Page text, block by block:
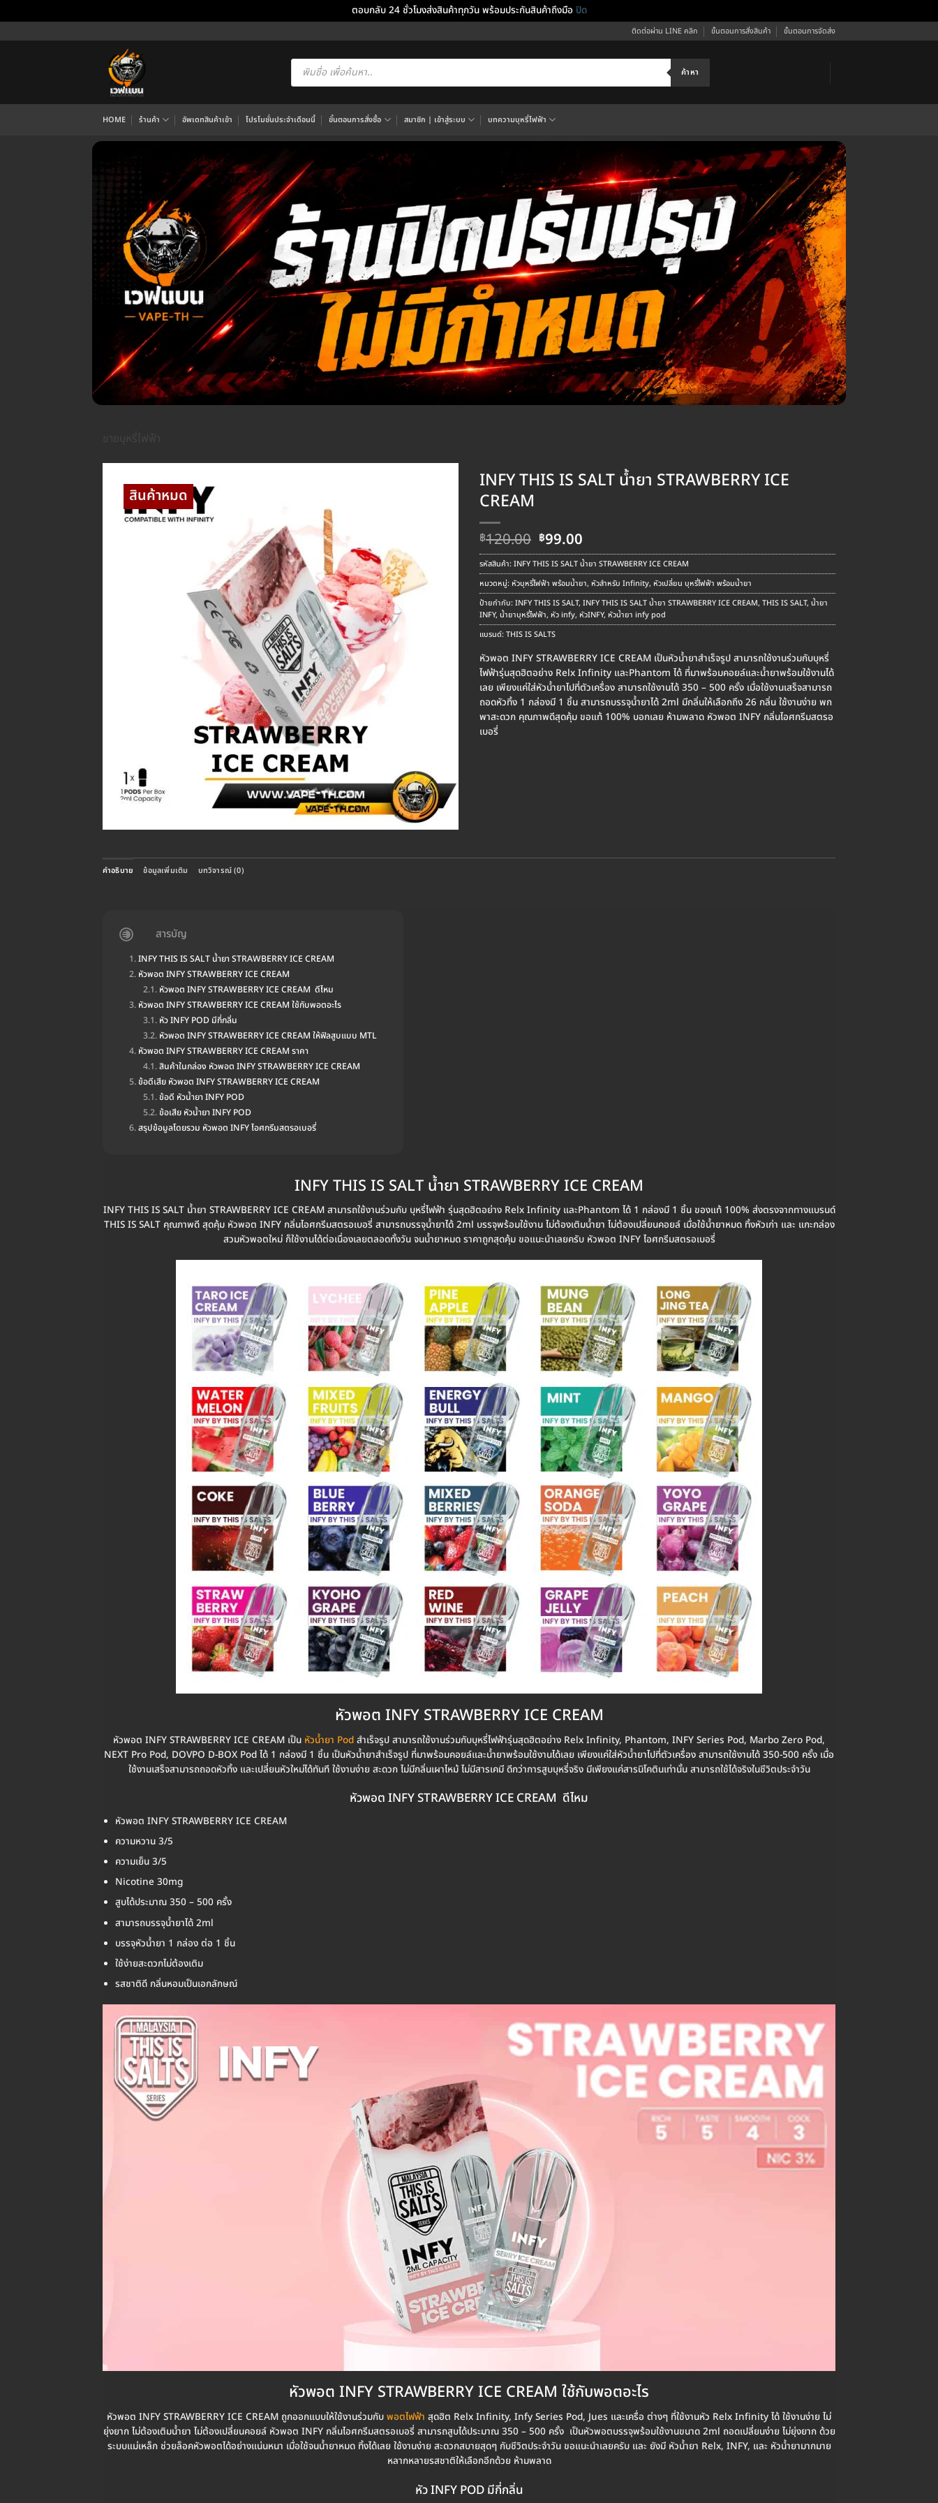
ตอบกลับ 24 ชั่วโมงส่งสินค้าทุกวัน พร้อมประกันสินค้าถึงมือ ปิด
ไป
ติดต่อผ่าน LINE คลิก ขั้นตอนการสั่งสินค้า ขั้นตอนการจัดส่ง
Products
search ค้าหา
HOME ร้านค้า อัพเดทสินค้าเข้า โปรโมชั่นประจำเดือนนี้ ขั้นตอนการสั่งซื้อ สมาชิก | เข้าสู่ระบบ บทความบุหรี่ไฟฟ้า
INFY THIS IS SALT น้ำยา STRAWBERRY ICE
CREAM
฿120.00 Original
price
was:
฿120.00.
฿99.00
price
is:
฿99.00.
รหัสสินค้า:INFY THIS IS SALT น้ำยา STRAWBERRY ICE CREAM
หมวดหมู่: หัวบุหรี่ไฟฟ้า พร้อมน้ำยา, หัวสำหรับ Infinity, หัวเปลี่ยน บุหรี่ไฟฟ้า พร้อมน้ำยา
ป้ายกำกับ:INFY THIS IS SALT, INFY THIS IS SALT น้ำยา STRAWBERRY ICE CREAM, THIS IS SALT, น้ำยา
INFY, น้ำยาบุหรี่ไฟฟ้า, หัว infy, หัวINFY, หัวน้ำยา infy pod
แบรนด์:THIS IS SALTS
หัวพอต INFY STRAWBERRY ICE CREAM เป็นหัวน้ำยาสำเร็จรูป สามารถใช้งานร่วมกับบุหรี่
ไฟฟ้ารุ่นสุดฮิตอย่าง Relx Infinity และPhantom ได้ ที่มาพร้อมคอยล์และน้ำยาพร้อมใช้งานได้
เลย เพียงแค่ใส่หัวน้ำยาไปที่ตัวเครื่อง สามารถใช้งานได้ 350 – 500 ครั้ง เมื่อใช้งานเสร็จสามารถ
ถอดหัวทิ้ง 1 กล่องมี 1 ชิ้น สามารถบรรจุน้ำยาได้ 2ml มีกลิ่นให้เลือกถึง 26 กลิ่น ใช้งานง่าย พก
พาสะดวก คุณภาพดีสุดคุ้ม ขอแท้ 100% บอกเลย ห้ามพลาด หัวพอต INFY กลิ่นไอศกรีมสตรอ
เบอรี่
คำอธิบาย ข้อมูลเพิ่มเติม บทวิจารณ์ (0)
สารบัญ
INFY THIS IS SALT น้ำยา STRAWBERRY ICE CREAM
หัวพอต INFY STRAWBERRY ICE CREAM
หัวพอต INFY STRAWBERRY ICE CREAM ดีไหม
หัวพอต INFY STRAWBERRY ICE CREAM ใช้กับพอตอะไร
หัว INFY POD มีกี่กลิ่น
หัวพอต INFY STRAWBERRY ICE CREAM ให้ฟิลสูบแบบ MTL
หัวพอต INFY STRAWBERRY ICE CREAM ราคา
สินค้าในกล่อง หัวพอต INFY STRAWBERRY ICE CREAM
ข้อดีเสีย หัวพอต INFY STRAWBERRY ICE CREAM
ข้อดี หัวน้ำยา INFY POD
ข้อเสีย หัวน้ำยา INFY POD
สรุปข้อมูลโดยรวม หัวพอต INFY ไอศกรีมสตรอเบอรี่
INFY THIS IS SALT น้ำยา STRAWBERRY ICE CREAM
INFY THIS IS SALT น้ำยา STRAWBERRY ICE CREAM สามารถใช้งานร่วมกับ บุหรี่ไฟฟ้า รุ่นสุดฮิตอย่าง Relx Infinity และPhantom ได้ 1 กล่องมี 1 ชิ้น ของแท้ 100% ส่งตรงจากทางแบรนด์
THIS IS SALT คุณภาพดี สุดคุ้ม หัวพอต INFY กลิ่นไอศกรีมสตรอเบอรี่ สามารถบรรจุน้ำยาได้ 2ml บรรจุพร้อมใช้งาน ไม่ต้องเติมน้ำยา ไม่ต้องเปลี่ยนคอยล์ เมื่อใช้น้ำยาหมด ทิ้งหัวเก่า และ แกะกล่อง
สวมหัวพอตใหม่ ก็ใช้งานได้ต่อเนื่องเลยตลอดทั้งวัน จนน้ำยาหมด ราคาถูกสุดคุ้ม ขอแนะนำเลยครับ หัวพอต INFY ไอศกรีมสตรอเบอรี่
หัวพอต INFY STRAWBERRY ICE CREAM
หัวพอต INFY STRAWBERRY ICE CREAM เป็น หัวน้ำยา Pod สำเร็จรูป สามารถใช้งานร่วมกับบุหรี่ไฟฟ้ารุ่นสุดฮิตอย่าง Relx Infinity, Phantom, INFY Series Pod, Marbo Zero Pod,
NEXT Pro Pod, DOVPO D-BOX Pod ได้ 1 กล่องมี 1 ชิ้น เป็นหัวน้ำยาสำเร็จรูป ที่มาพร้อมคอยล์และน้ำยาพร้อมใช้งานได้เลย เพียงแค่ใส่หัวน้ำยาไปที่ตัวเครื่อง สามารถใช้งานได้ 350-500 ครั้ง เมื่อ
ใช้งานเสร็จสามารถถอดหัวทิ้ง และเปลี่ยนหัวใหม่ได้ทันที ใช้งานง่าย สะดวก ไม่มีกลิ่นเผาไหม้ ไม่มีสารเคมี ดีกว่าการสูบบุหรี่จริง มีเพียงแค่สารนิโคตินเท่านั้น สามารถใช้ได้จริงในชีวิตประจำวัน
หัวพอต INFY STRAWBERRY ICE CREAM ดีไหม
หัวพอต INFY STRAWBERRY ICE CREAM
ความหวาน 3/5
ความเย็น 3/5
Nicotine 30mg
สูบได้ประมาณ 350 – 500 ครั้ง
สามารถบรรจุน้ำยาได้ 2ml
บรรจุหัวน้ำยา 1 กล่อง ต่อ 1 ชิ้น
ใช้ง่ายสะดวกไม่ต้องเติม
รสชาติดี กลิ่นหอมเป็นเอกลักษณ์
หัวพอต INFY STRAWBERRY ICE CREAM ใช้กับพอตอะไร
หัวพอต INFY STRAWBERRY ICE CREAM ถูกออกแบบให้ใช้งานร่วมกับ พอตไฟฟ้า สุดฮิต Relx Infinity, Infy Series Pod, Jues และเครื่อ ต่างๆ ที่ใช้งานหัว Relx Infinity ได้ ใช้งานง่าย ไม่
ยุ่งยาก ไม่ต้องเติมน้ำยา ไม่ต้องเปลี่ยนคอยล์ หัวพอต INFY กลิ่นไอศกรีมสตรอเบอรี่ สามารถสูบได้ประมาณ 350 – 500 ครั้ง เป็นหัวพอตบรรจุพร้อมใช้งานขนาด 2ml ถอดเปลี่ยนง่าย ไม่ยุ่งยาก ด้วย
ระบบแม่เหล็ก ช่วยล็อคหัวพอตได้อย่างแน่นหนา เมื่อใช้จนน้ำยาหมด ทิ้งได้เลย ใช้งานง่าย สะดวกสบายสุดๆ กับชีวิตประจำวัน ขอแนะนำเลยครับ และ ยังมี หัวน้ำยา Relx, INFY, และ หัวน้ำยามากมาย
หลากหลายรสชาติให้เลือกอีกด้วย ห้ามพลาด
หัว INFY POD มีกี่กลิ่น